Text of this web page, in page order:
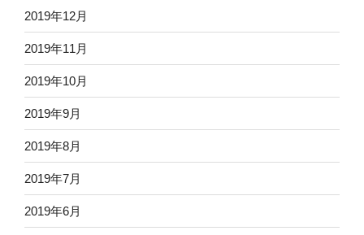
2019年12月
2019年11月
2019年10月
2019年9月
2019年8月
2019年7月
2019年6月